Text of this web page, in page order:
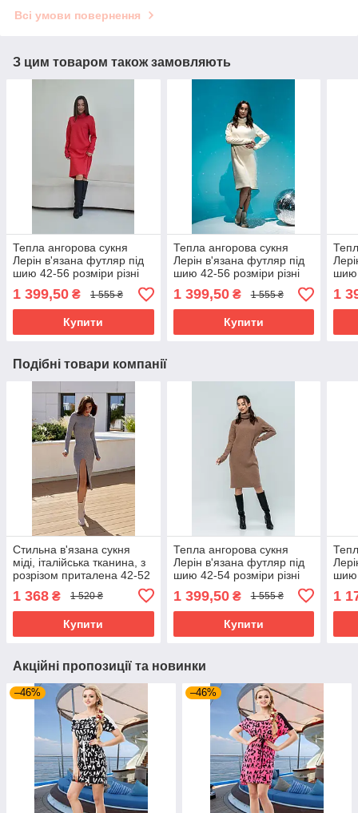
Всі умови повернення
З цим товаром також замовляють
Тепла ангорова сукня
Лерін в'язана футляр під
шию 42-56 розміри різні
1 399,50 ₴ 1 555 ₴
Купити
Тепла ангорова сукня
Лерін в'язана футляр під
шию 42-56 розміри різні
1 399,50₴ 1 555 ₴
Купити
шию
1
Подібні товари компанії
Стильна в'язана сукня
міді, італійська тканина, з
розрізом приталена 42-52
розміри різні кольори сіра
1 368 ₴ 1 520 ₴
Купити
Тепла ангорова сукня
Лерін в'язана футляр під
шию 42-54 розміри різні
1 399,50₴ 1 555 ₴
Купити
шию
1
Акційні пропозиції та новинки
–46% –46%